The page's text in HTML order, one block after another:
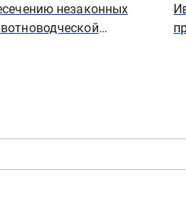
незаконных